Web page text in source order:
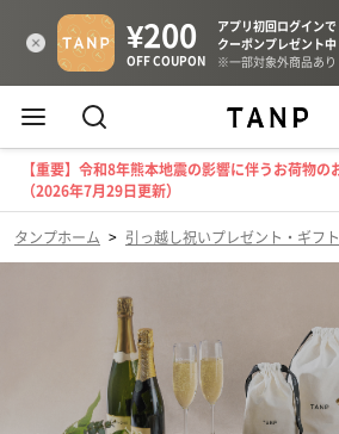
【重要】令和8年熊本地震の影響に伴うお荷物
（2026年7月29日更新）
タンプホーム > 引っ越し祝いプレゼント・ギフト